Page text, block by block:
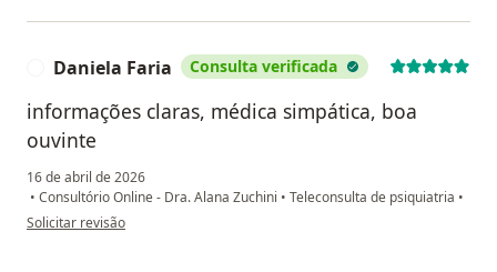
Daniela Faria Consulta verificada
informações claras, médica simpática, boa
ouvinte
16 de abril de 2026
• Consultório Online - Dra. Alana Zuchini • Teleconsulta de psiquiatria •
na opinião do utilizador Daniela Faria
Solicitar revisão